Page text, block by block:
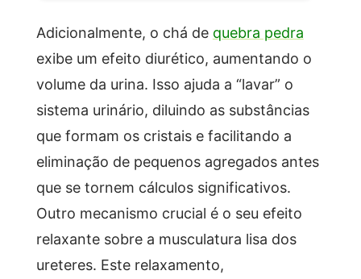
Adicionalmente, o chá de quebra pedra
exibe um efeito diurético, aumentando o
volume da urina. Isso ajuda a “lavar” o
sistema urinário, diluindo as substâncias
que formam os cristais e facilitando a
eliminação de pequenos agregados antes
que se tornem cálculos significativos.
Outro mecanismo crucial é o seu efeito
relaxante sobre a musculatura lisa dos
ureteres. Este relaxamento,